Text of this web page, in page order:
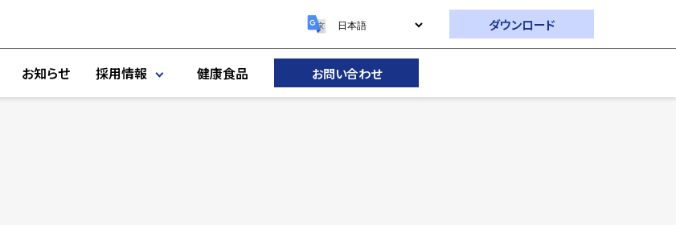
ダウンロード
お知らせ 採用情報 健康食品 お問い合わせ